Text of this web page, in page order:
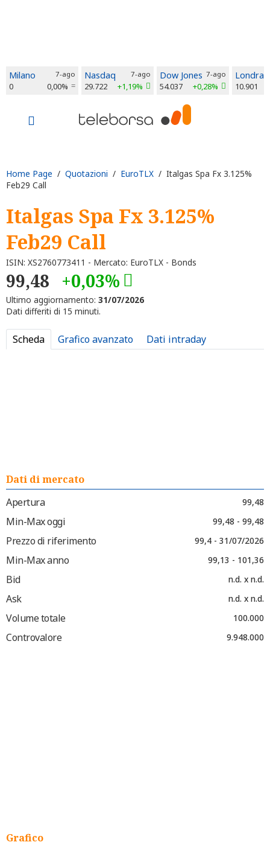
Milano 7-ago
0 0,00%
Nasdaq 7-ago
29.722 +1,19%
Dow Jones 7-ago
54.037 +0,28%
Londra
10.901
Home Page / Quotazioni / EuroTLX / Italgas Spa Fx 3.125%
Feb29 Call
Italgas Spa Fx 3.125%
Feb29 Call
ISIN: XS2760773411 - Mercato: EuroTLX - Bonds
99,48 +0,03%
Ultimo aggiornamento: 31/07/2026
Dati differiti di 15 minuti.
Scheda Grafico avanzato Dati intraday
Dati di mercato
Apertura
99,48
Min-Max oggi 99,48 - 99,48
Prezzo di riferimento 99,4 - 31/07/2026
Min-Max anno 99,13 - 101,36
Bid n.d. x n.d.
Ask n.d. x n.d.
Volume totale 100.000
Controvalore 9.948.000
Grafico